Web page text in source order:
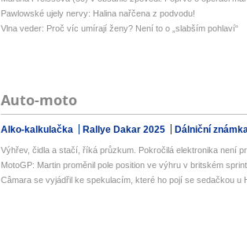
Pawlowské ujely nervy: Halina nařčena z podvodu!
Vlna veder: Proč víc umírají ženy? Není to o „slabším pohlaví“
Auto-moto
Alko-kalkulačka Rallye Dakar 2025 Dálniční
Výhřev, čidla a stačí, říká průzkum. Pokročilá elektronika není
MotoGP: Martin proměnil pole position ve výhru v britském
Câmara se vyjádřil ke spekulacím, které ho pojí se sedačkou u